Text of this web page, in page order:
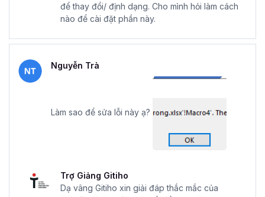
để thay đổi/ định dạng. Cho mình hỏi làm cách
nào để cài đặt phần này.
Nguyễn Trà
Làm sao để sửa lỗi này ạ?
Trợ Giảng Gitiho
Dạ vâng Gitiho xin giải đáp thắc mắc của